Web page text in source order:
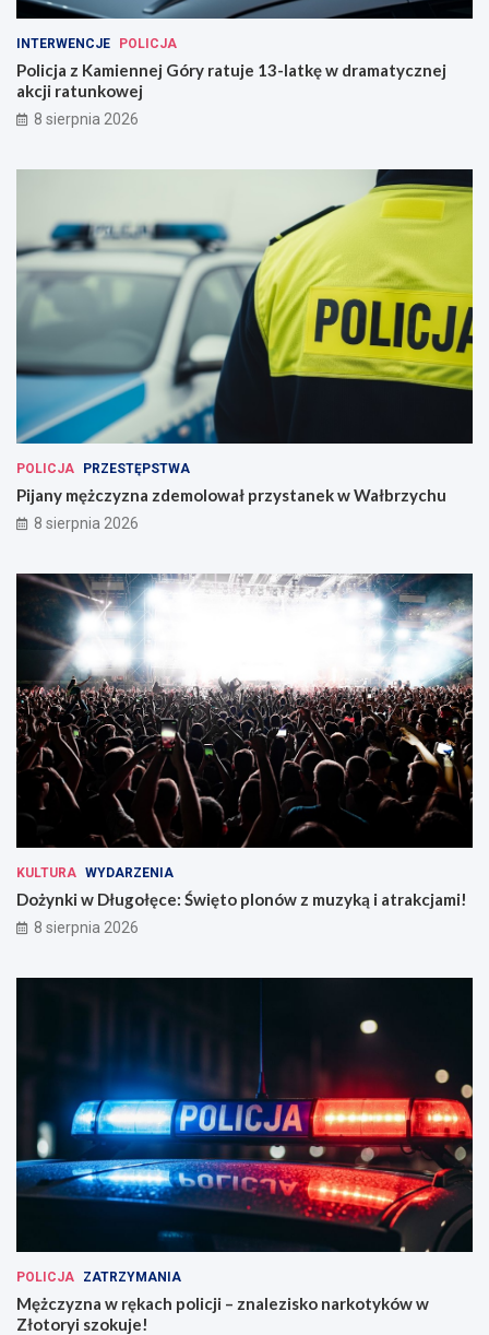
INTERWENCJE POLICJA
Policja z Kamiennej Góry ratuje 13-latkę w dramatycznej
akcji ratunkowej
8 sierpnia 2026
POLICJA PRZESTĘPSTWA
Pijany mężczyzna zdemolował przystanek w Wałbrzychu
8 sierpnia 2026
KULTURA WYDARZENIA
Dożynki w Długołęce: Święto plonów z muzyką i atrakcjami!
8 sierpnia 2026
POLICJA ZATRZYMANIA
Mężczyzna w rękach policji – znalezisko narkotyków w
Złotoryi szokuje!